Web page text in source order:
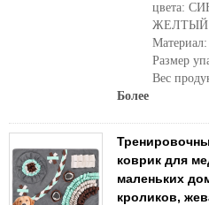
цвета:
ЖЕЛТЫЙ
Размер
Вес
Более
коврик для
маленьких
кроликов,